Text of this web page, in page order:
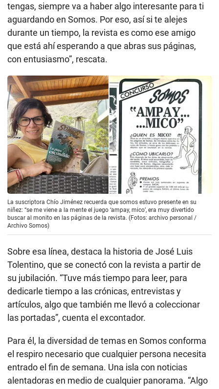
tengas, siempre va a haber algo interesante para ti
aguardando en Somos. Por eso, así si te alejes
durante un tiempo, la revista es como ese amigo
que está ahí esperando a que abras sus páginas,
con entusiasmo”, rescata.
La suscriptora Chío Jiménez recuerda que somos estuvo presente en su
niñez: “se me viene a la mente el juego ‘ampay, mico’, era muy divertido
buscar al monito en las páginas de la revista. (Fotos: archivo personal /
Archivo Somos)
Sobre esa línea, destaca la historia de José Luis
Tolentino, que se conectó con la revista a partir de
su jubilación. “Tuve más tiempo para leer, para
dedicarle tiempo a las crónicas, entrevistas y
artículos, algo que también me llevó a coleccionar
las portadas”, cuenta el excontador.
Para él, la diversidad de temas en Somos conforma
el respiro necesario que cualquier persona necesita
entrado el fin de semana. Una isla con noticias
alentadoras en medio de cualquier panorama. “Algo